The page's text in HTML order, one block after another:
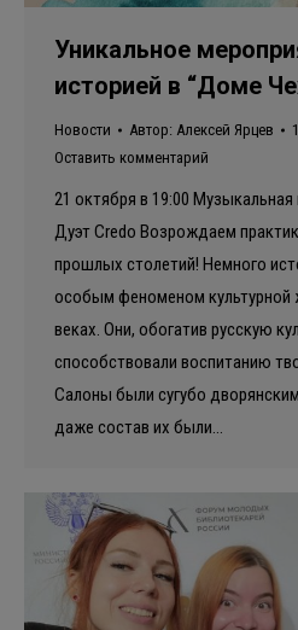
Уникальное
историей в “Доме
Новости Автор: Алексей Ярцев
Оставить комментарий
21 октября в 19:00
Дуэт Credo Возрождаем
прошлых столетий! Немного
особым феноменом культурной
веках. Они, обогатив русскую
способствовали воспитанию
Салоны были сугубо
даже состав их были…